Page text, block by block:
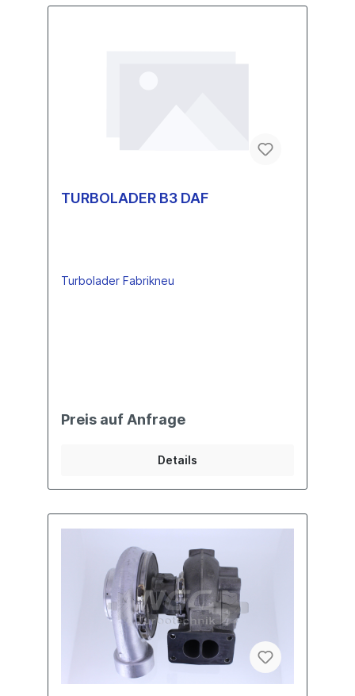
TURBOLADER B3 DAF
Turbolader Fabrikneu
Preis auf Anfrage
Details